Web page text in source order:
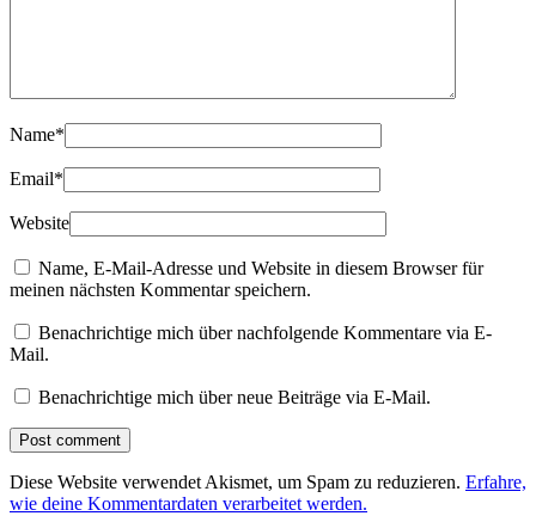
Name*
Email*
Website
Name, E-Mail-Adresse und Website in diesem Browser für
meinen nächsten Kommentar speichern.
Benachrichtige mich über nachfolgende Kommentare via E-
Mail.
Benachrichtige mich über neue Beiträge via E-Mail.
Diese Website verwendet Akismet, um Spam zu reduzieren. Erfahre,
wie deine Kommentardaten verarbeitet werden.